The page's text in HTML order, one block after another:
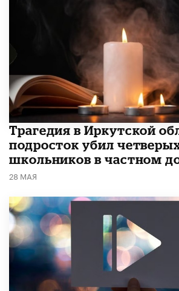
Трагедия в Иркутской
подросток убил
школьников в частном
28 МАЯ